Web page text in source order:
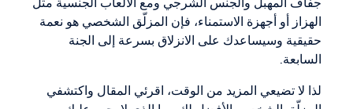
الهزاز أو أجهزة الاستمناء، فإن المزلّق الشخصي هو نعمة
حقيقية وسيساعدك على الانزلاق بسرعة إلى الجنة
السابعة.
لذا لا تضيعي المزيد من الوقت، اقرئي المقال واكتشفي